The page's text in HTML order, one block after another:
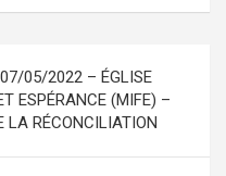
05/2022 – ÉGLISE
ESPÉRANCE (MIFE) –
LA RÉCONCILIATION